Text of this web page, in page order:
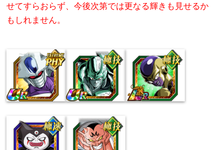
せてすらおらず、今後次第では更なる輝きも見せるか
もしれません。